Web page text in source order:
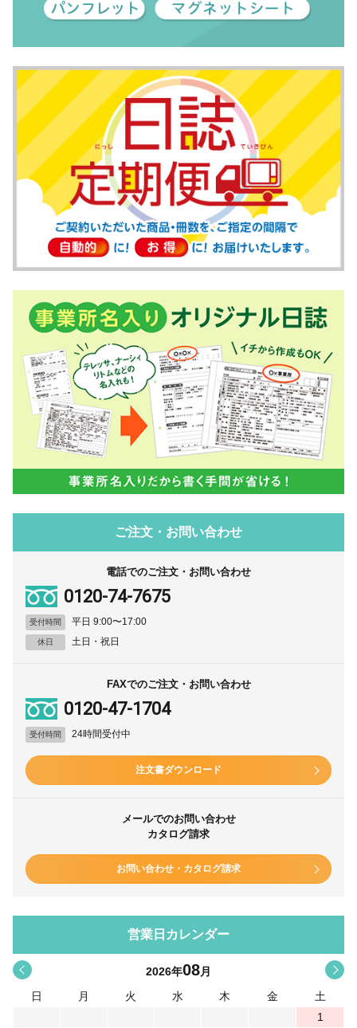
ご注文・お問い合わせ
電話でのご注文・お問い合わせ
0120-74-7675
受付時間 平日 9:00〜17:00
休日 土日・祝日
FAXでのご注文・お問い合わせ
0120-47-1704
受付時間 24時間受付中
注文書ダウンロード
メールでのお問い合わせ
カタログ請求
お問い合わせ・カタログ請求
営業日カレンダー
< 2026年08月
日
月 火 水 木 金
土
1